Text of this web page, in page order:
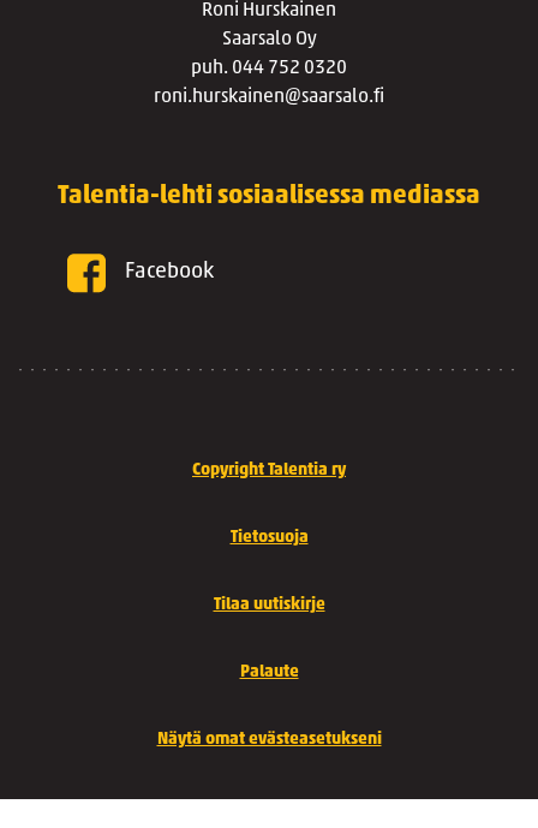
Roni Hurskainen
Saarsalo Oy
puh. 044 752 0320
roni.hurskainen@saarsalo.fi
Talentia-lehti sosiaalisessa mediassa
Facebook
Copyright Talentia ry
Tietosuoja
Tilaa uutiskirje
Palaute
Näytä omat evästeasetukseni